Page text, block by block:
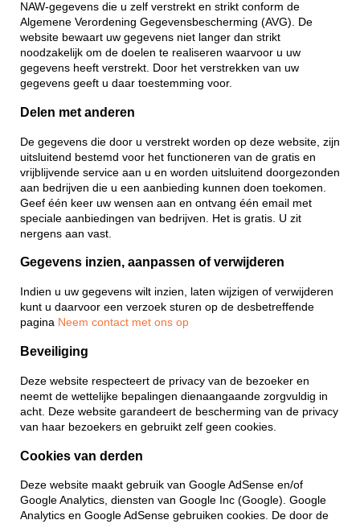
NAW-gegevens die u zelf verstrekt en strikt conform de
Algemene Verordening Gegevensbescherming (AVG). De
website bewaart uw gegevens niet langer dan strikt
noodzakelijk om de doelen te realiseren waarvoor u uw
gegevens heeft verstrekt. Door het verstrekken van uw
gegevens geeft u daar toestemming voor.
Delen met anderen
De gegevens die door u verstrekt worden op deze website, zijn
uitsluitend bestemd voor het functioneren van de gratis en
vrijblijvende service aan u en worden uitsluitend doorgezonden
aan bedrijven die u een aanbieding kunnen doen toekomen.
Geef één keer uw wensen aan en ontvang één email met
speciale aanbiedingen van bedrijven. Het is gratis. U zit
nergens aan vast.
Gegevens inzien, aanpassen of verwijderen
Indien u uw gegevens wilt inzien, laten wijzigen of verwijderen
kunt u daarvoor een verzoek sturen op de desbetreffende
pagina Neem contact met ons op
Beveiliging
Deze website respecteert de privacy van de bezoeker en
neemt de wettelijke bepalingen dienaangaande zorgvuldig in
acht. Deze website garandeert de bescherming van de privacy
van haar bezoekers en gebruikt zelf geen cookies.
Cookies van derden
Deze website maakt gebruik van Google AdSense en/of
Google Analytics, diensten van Google Inc (Google). Google
Analytics en Google AdSense gebruiken cookies. De door de